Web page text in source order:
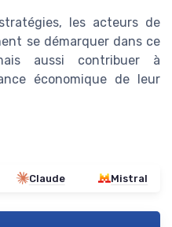
les acteurs de
se démarquer dans ce
aussi contribuer à
économique de leur
Claude Mistral